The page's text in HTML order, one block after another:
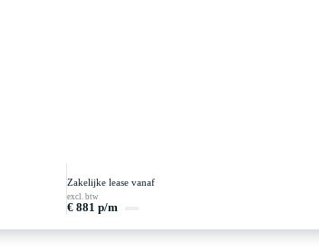
Zakelijke lease vanaf
excl. btw
€ 881 p/m